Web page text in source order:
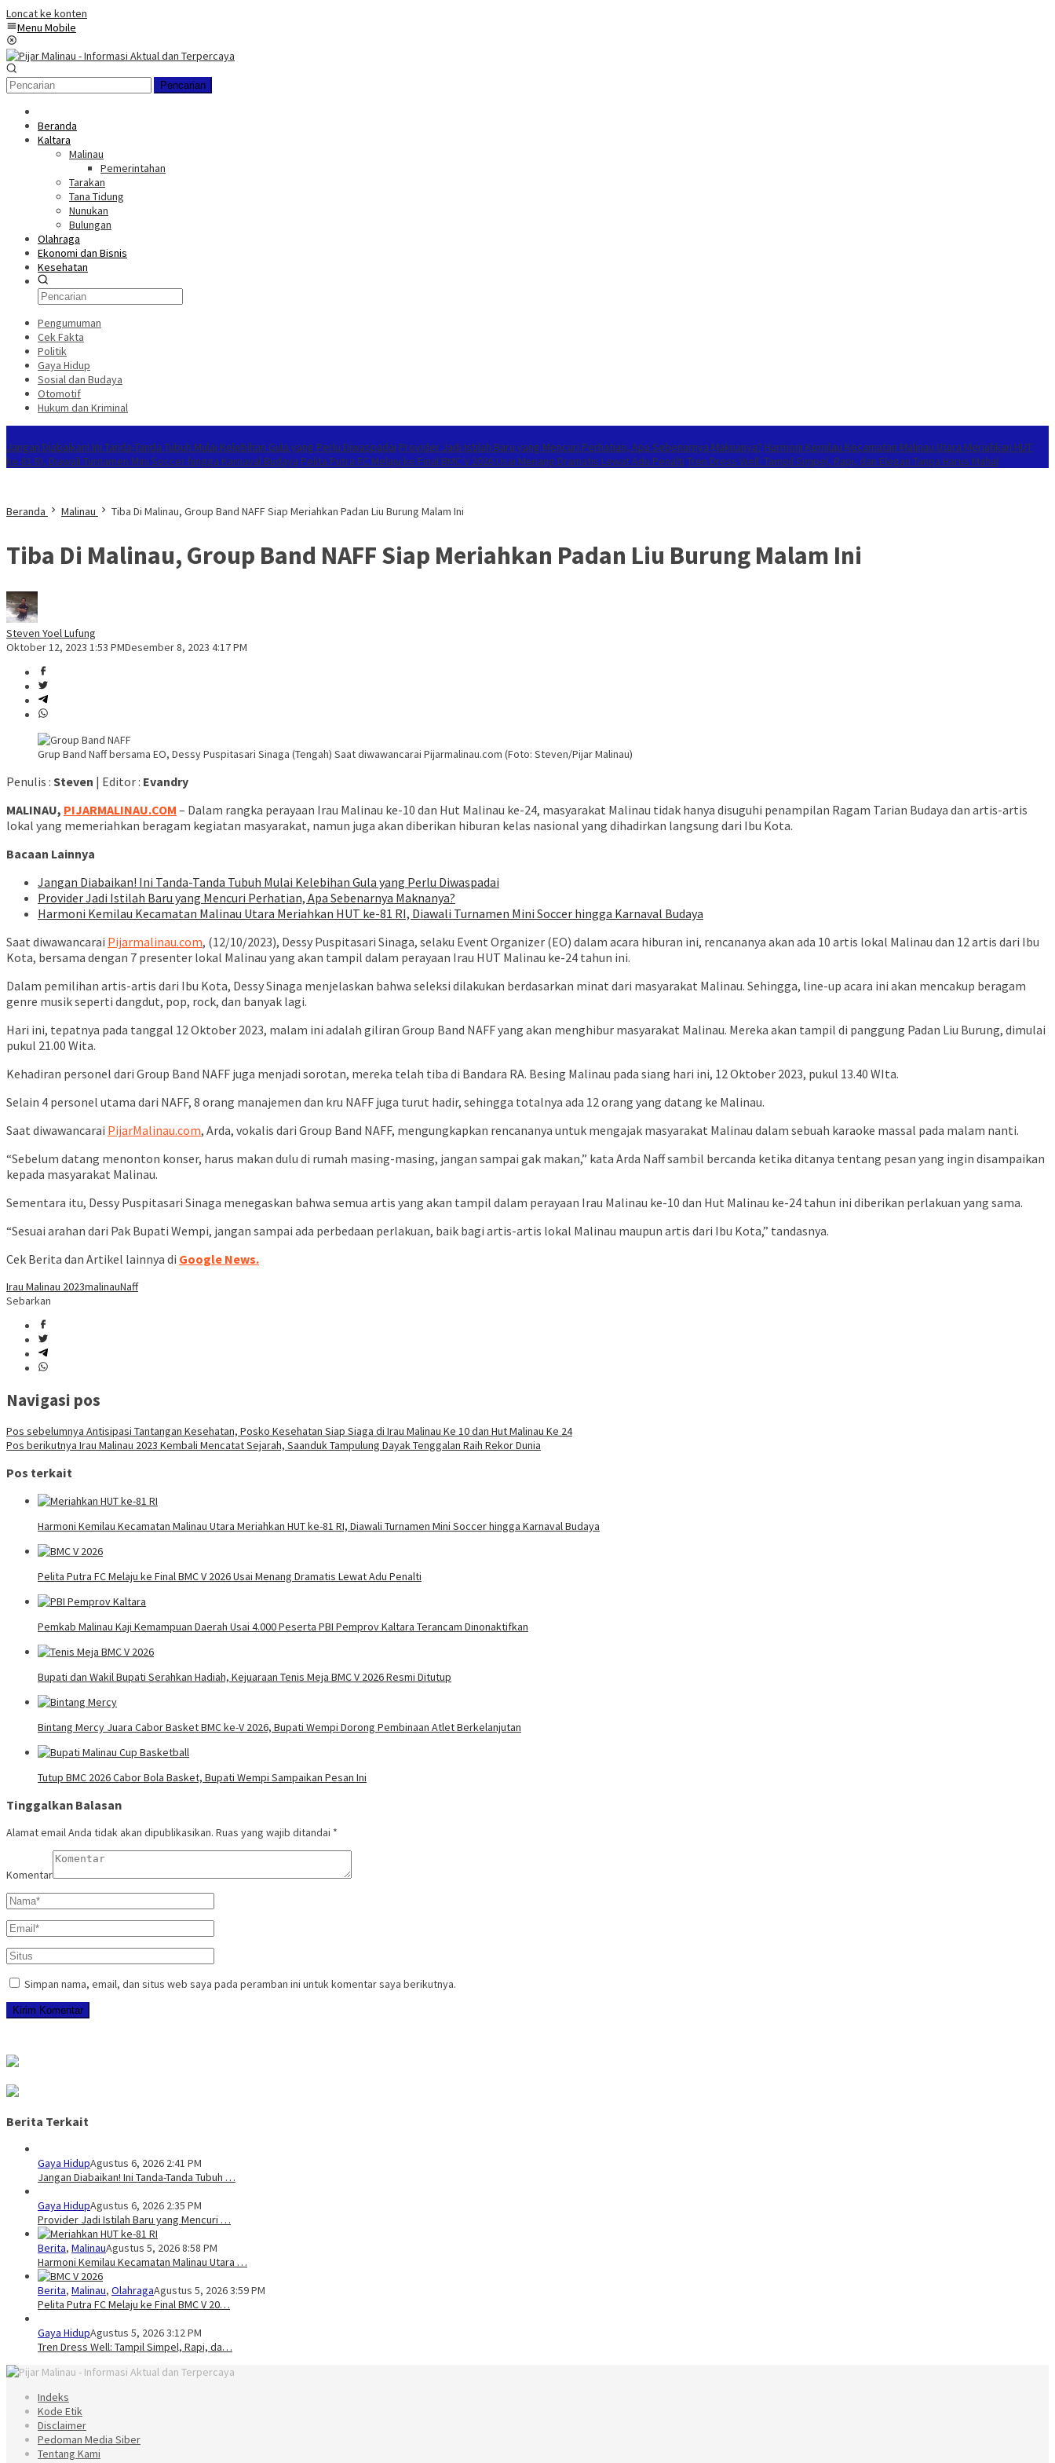
Loncat ke konten
Menu Mobile
Pencarian
Beranda
Kaltara
Malinau
Pemerintahan
Tarakan
Tana Tidung
Nunukan
Bulungan
Olahraga
Ekonomi dan Bisnis
Kesehatan
Pengumuman
Cek Fakta
Politik
Gaya Hidup
Sosial dan Budaya
Otomotif
Hukum dan Kriminal
Jangan Diabaikan! Ini Tanda-Tanda Tubuh Mulai Kelebihan Gula yang Perlu Diwaspadai Provider Jadi Istilah Baru yang Mencuri Perhatian, Apa Sebenarnya Maknanya? Harmoni Kemilau Kecamatan Malinau Utara Meriahkan HUT
ke-81 RI, Diawali Turnamen Mini Soccer hingga Karnaval Budaya Pelita Putra FC Melaju ke Final BMC V 2026 Usai Menang Dramatis Lewat Adu Penalti Tren Dress Well: Tampil Simpel, Rapi, dan Elegan Tanpa Harus Mahal
Beranda Malinau Tiba Di Malinau, Group Band NAFF Siap Meriahkan Padan Liu Burung Malam Ini
Tiba Di Malinau, Group Band NAFF Siap Meriahkan Padan Liu Burung Malam Ini
Steven Yoel Lufung
Oktober 12, 2023 1:53 PMDesember 8, 2023 4:17 PM
Grup Band Naff bersama EO, Dessy Puspitasari Sinaga (Tengah) Saat diwawancarai Pijarmalinau.com (Foto: Steven/Pijar Malinau)
Penulis : Steven | Editor : Evandry
MALINAU, PIJARMALINAU.COM – Dalam rangka perayaan Irau Malinau ke-10 dan Hut Malinau ke-24, masyarakat Malinau tidak hanya disuguhi penampilan Ragam Tarian Budaya dan artis-artis
lokal yang memeriahkan beragam kegiatan masyarakat, namun juga akan diberikan hiburan kelas nasional yang dihadirkan langsung dari Ibu Kota.
Bacaan Lainnya
Jangan Diabaikan! Ini Tanda-Tanda Tubuh Mulai Kelebihan Gula yang Perlu Diwaspadai
Provider Jadi Istilah Baru yang Mencuri Perhatian, Apa Sebenarnya Maknanya?
Harmoni Kemilau Kecamatan Malinau Utara Meriahkan HUT ke-81 RI, Diawali Turnamen Mini Soccer hingga Karnaval Budaya
Saat diwawancarai Pijarmalinau.com, (12/10/2023), Dessy Puspitasari Sinaga, selaku Event Organizer (EO) dalam acara hiburan ini, rencananya akan ada 10 artis lokal Malinau dan 12 artis dari Ibu
Kota, bersama dengan 7 presenter lokal Malinau yang akan tampil dalam perayaan Irau HUT Malinau ke-24 tahun ini.
Dalam pemilihan artis-artis dari Ibu Kota, Dessy Sinaga menjelaskan bahwa seleksi dilakukan berdasarkan minat dari masyarakat Malinau. Sehingga, line-up acara ini akan mencakup beragam
genre musik seperti dangdut, pop, rock, dan banyak lagi.
Hari ini, tepatnya pada tanggal 12 Oktober 2023, malam ini adalah giliran Group Band NAFF yang akan menghibur masyarakat Malinau. Mereka akan tampil di panggung Padan Liu Burung, dimulai
pukul 21.00 Wita.
Kehadiran personel dari Group Band NAFF juga menjadi sorotan, mereka telah tiba di Bandara RA. Besing Malinau pada siang hari ini, 12 Oktober 2023, pukul 13.40 WIta.
Selain 4 personel utama dari NAFF, 8 orang manajemen dan kru NAFF juga turut hadir, sehingga totalnya ada 12 orang yang datang ke Malinau.
Saat diwawancarai PijarMalinau.com, Arda, vokalis dari Group Band NAFF, mengungkapkan rencananya untuk mengajak masyarakat Malinau dalam sebuah karaoke massal pada malam nanti.
“Sebelum datang menonton konser, harus makan dulu di rumah masing-masing, jangan sampai gak makan,” kata Arda Naff sambil bercanda ketika ditanya tentang pesan yang ingin disampaikan
kepada masyarakat Malinau.
Sementara itu, Dessy Puspitasari Sinaga menegaskan bahwa semua artis yang akan tampil dalam perayaan Irau Malinau ke-10 dan Hut Malinau ke-24 tahun ini diberikan perlakuan yang sama.
“Sesuai arahan dari Pak Bupati Wempi, jangan sampai ada perbedaan perlakuan, baik bagi artis-artis lokal Malinau maupun artis dari Ibu Kota,” tandasnya.
Cek Berita dan Artikel lainnya di Google News.
Irau Malinau 2023malinauNaff
Sebarkan
Navigasi pos
Pos sebelumnya Antisipasi Tantangan Kesehatan, Posko Kesehatan Siap Siaga di Irau Malinau Ke 10 dan Hut Malinau Ke 24
Pos berikutnya Irau Malinau 2023 Kembali Mencatat Sejarah, Saanduk Tampulung Dayak Tenggalan Raih Rekor Dunia
Pos terkait
Harmoni Kemilau Kecamatan Malinau Utara Meriahkan HUT ke-81 RI, Diawali Turnamen Mini Soccer hingga Karnaval Budaya
Pelita Putra FC Melaju ke Final BMC V 2026 Usai Menang Dramatis Lewat Adu Penalti
Pemkab Malinau Kaji Kemampuan Daerah Usai 4.000 Peserta PBI Pemprov Kaltara Terancam Dinonaktifkan
Bupati dan Wakil Bupati Serahkan Hadiah, Kejuaraan Tenis Meja BMC V 2026 Resmi Ditutup
Bintang Mercy Juara Cabor Basket BMC ke-V 2026, Bupati Wempi Dorong Pembinaan Atlet Berkelanjutan
Tutup BMC 2026 Cabor Bola Basket, Bupati Wempi Sampaikan Pesan Ini
Tinggalkan Balasan
Alamat email Anda tidak akan dipublikasikan. Ruas yang wajib ditandai *
Komentar
Simpan nama, email, dan situs web saya pada peramban ini untuk komentar saya berikutnya.
Berita Terkait
Gaya HidupAgustus 6, 2026 2:41 PM
Jangan Diabaikan! Ini Tanda-Tanda Tubuh …
Gaya HidupAgustus 6, 2026 2:35 PM
Provider Jadi Istilah Baru yang Mencuri …
Berita, MalinauAgustus 5, 2026 8:58 PM
Harmoni Kemilau Kecamatan Malinau Utara …
Berita, Malinau, OlahragaAgustus 5, 2026 3:59 PM
Pelita Putra FC Melaju ke Final BMC V 20…
Gaya HidupAgustus 5, 2026 3:12 PM
Tren Dress Well: Tampil Simpel, Rapi, da…
Indeks
Kode Etik
Disclaimer
Pedoman Media Siber
Tentang Kami